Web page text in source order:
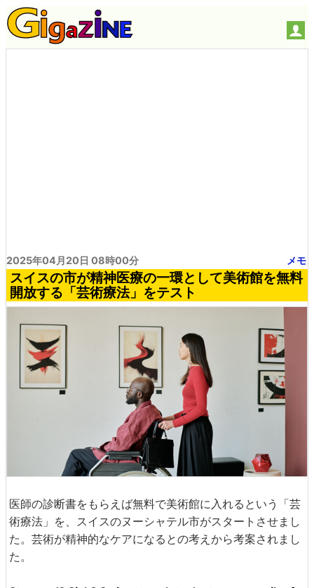
2025年04月20日 08時00分 メモ
スイスの市が精神医療の一環として美術館を無料
開放する「芸術療法」をテスト
医師の診断書をもらえば無料で美術館に入れるという「芸
術療法」を、スイスのヌーシャテル市がスタートさせまし
た。芸術が精神的なケアになるとの考えから考案されまし
た。